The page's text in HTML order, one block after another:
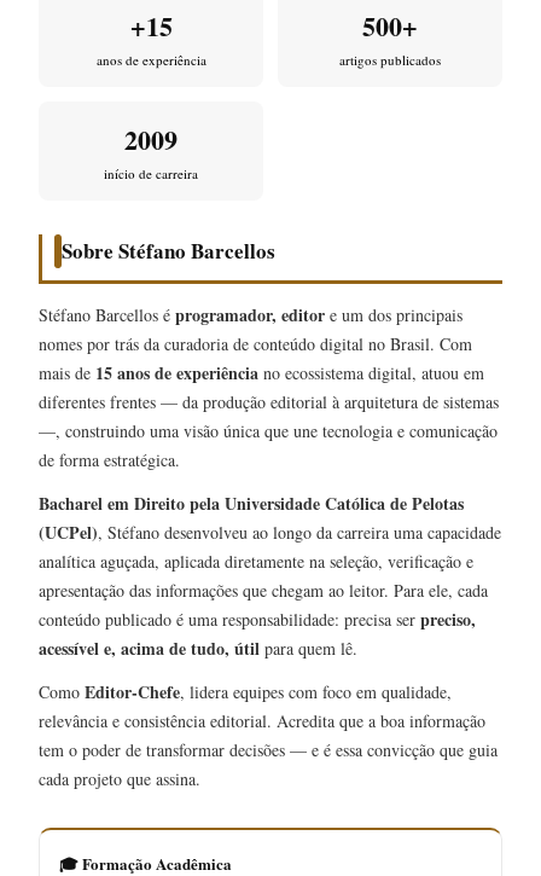
+15
anos de experiência
500+
artigos publicados
2009
início de carreira
Sobre Stéfano Barcellos
Stéfano Barcellos é programador, editor e um dos principais
nomes por trás da curadoria de conteúdo digital no Brasil. Com
mais de 15 anos de experiência no ecossistema digital, atuou em
diferentes frentes — da produção editorial à arquitetura de sistemas
—, construindo uma visão única que une tecnologia e comunicação
de forma estratégica.
Bacharel em Direito pela Universidade Católica de Pelotas
(UCPel), Stéfano desenvolveu ao longo da carreira uma capacidade
analítica aguçada, aplicada diretamente na seleção, verificação e
apresentação das informações que chegam ao leitor. Para ele, cada
conteúdo publicado é uma responsabilidade: precisa ser preciso,
acessível e, acima de tudo, útil para quem lê.
Como Editor-Chefe, lidera equipes com foco em qualidade,
relevância e consistência editorial. Acredita que a boa informação
tem o poder de transformar decisões — e é essa convicção que guia
cada projeto que assina.
🎓 Formação Acadêmica